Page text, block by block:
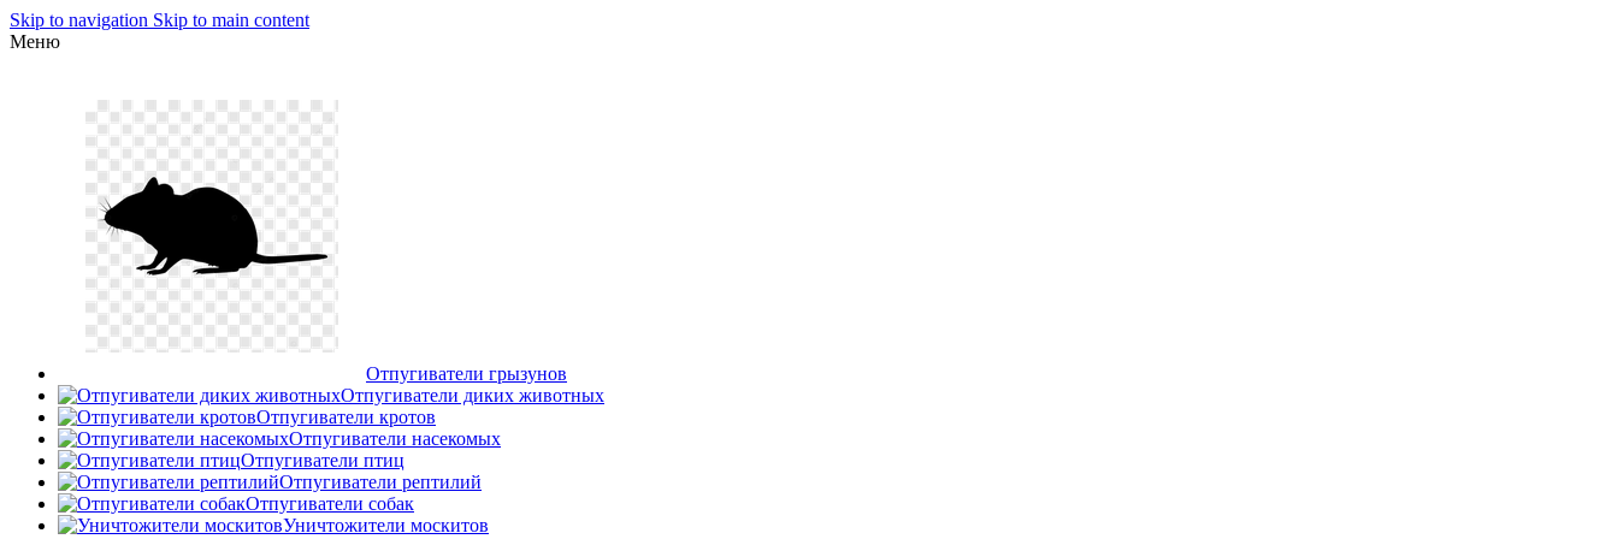
Skip to navigation Skip to main content
Меню
Отпугиватели грызунов
Отпугиватели диких животных
Отпугиватели кротов
Отпугиватели насекомых
Отпугиватели птиц
Отпугиватели рептилий
Отпугиватели собак
Уничтожители москитов